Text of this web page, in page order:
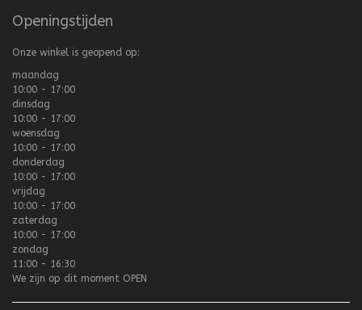
Openingstijden
Onze winkel is geopend op:
maandag
10:00 - 17:00
dinsdag
10:00 - 17:00
woensdag
10:00 - 17:00
donderdag
10:00 - 17:00
vrijdag
10:00 - 17:00
zaterdag
10:00 - 17:00
zondag
11:00 - 16:30
We zijn op dit moment OPEN